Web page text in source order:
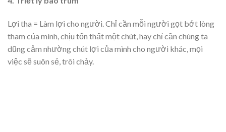
Lợi tha = Làm lợi cho người. Chỉ cần mỗi người gọt bớt lòng
tham của mình, chịu tổn thất một chút, hay chỉ cần chúng ta
dũng cảm nhường chút lợi của mình cho người khác, mọi
việc sẽ suôn sẻ, trôi chảy.